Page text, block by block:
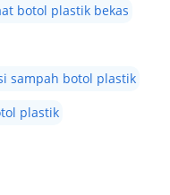
botol plastik bekas
sampah botol plastik
plastik